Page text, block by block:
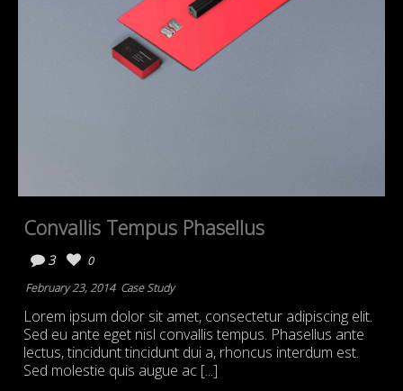
Convallis Tempus Phasellus
3
0
February 23, 2014 Case Study
Lorem ipsum dolor sit amet, consectetur adipiscing elit.
Sed eu ante eget nisl convallis tempus. Phasellus ante
lectus, tincidunt tincidunt dui a, rhoncus interdum est.
Sed molestie quis augue ac [...]